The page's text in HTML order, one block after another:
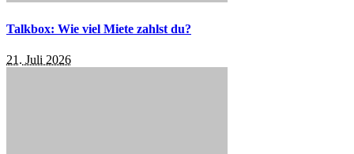
Talkbox: Wie viel Miete zahlst du?
21. Juli 2026